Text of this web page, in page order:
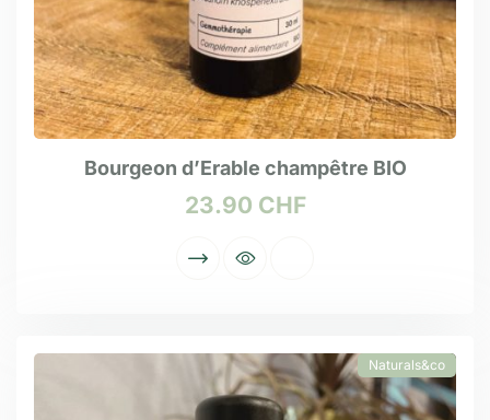
Bourgeon d’Erable champêtre BIO
23.90 CHF
Naturals&co